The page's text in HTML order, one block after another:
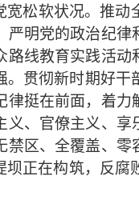
宽松软状况。推动
明党的政治纪
路线教育实践活动
贯彻新时期好干
挺在前面，着力
义、官僚主义、享
禁区、全覆盖、零
坝正在构筑，反腐